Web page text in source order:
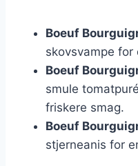
Boeuf
skovsvampe for
Boeuf
smule
friskere smag.
Boeuf
stjerneanis for